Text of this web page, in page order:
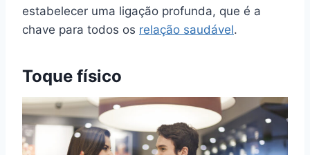
estabelecer uma ligação profunda, que é a
chave para todos os relação saudável.
Toque físico